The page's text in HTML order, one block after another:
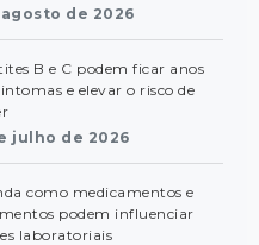
de 2026
B e C podem ficar anos
e elevar o risco de
julho de 2026
como medicamentos e
podem influenciar
laboratoriais